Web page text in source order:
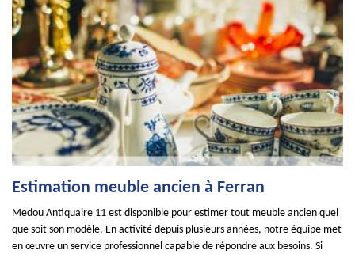
Estimation meuble ancien à Ferran
Medou Antiquaire 11 est disponible pour estimer tout meuble ancien quel
que soit son modèle. En activité depuis plusieurs années, notre équipe met
en œuvre un service professionnel capable de répondre aux besoins. Si